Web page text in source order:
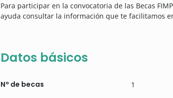
Para participar en la convocatoria de las Becas
ayuda consultar la información que te facilitamos
Datos básicos
Nº de becas 1